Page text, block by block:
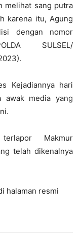
melihat sang putra
karena itu, Agung
dengan nomor
SULSEL/
Kejadiannya hari
awak media yang
Makmur
telah dikenalnya
halaman resmi